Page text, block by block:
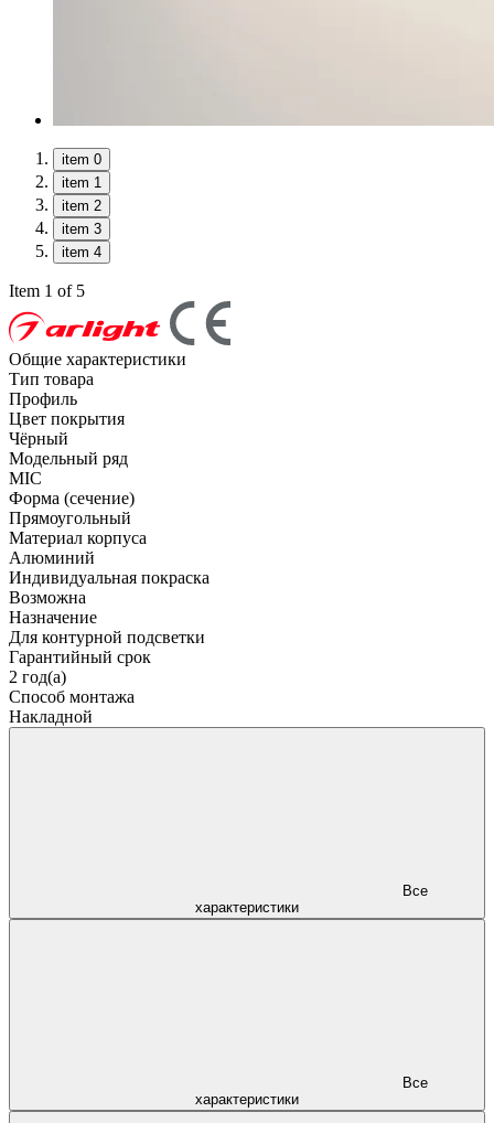
item 0
item 1
item 2
item 3
item 4
Item 1 of 5
Общие характеристики
Тип товара
Профиль
Цвет покрытия
Чёрный
Модельный ряд
MIC
Форма (сечение)
Прямоугольный
Материал корпуса
Алюминий
Индивидуальная покраска
Возможна
Назначение
Для контурной подсветки
Гарантийный срок
2 год(а)
Способ монтажа
Накладной
характеристики
характеристики